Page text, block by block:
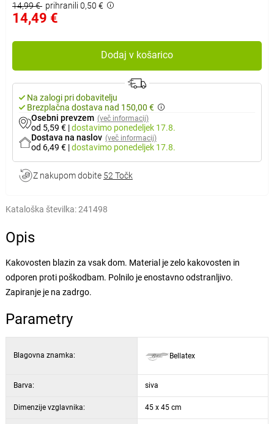
14,99 € prihranili 0,50 €
14,49 €
Dodaj v košarico
Na zalogi pri dobavitelju
Brezplačna dostava nad 150,00 €
Osebni prevzem (več informacij)
od 5,59 € |dostavimo ponedeljek 17.8.
Dostava na naslov (več informacij)
od 6,49 € |dostavimo ponedeljek 17.8.
Z nakupom dobite 52 Točk
Kataloška številka:241498
Opis
Kakovosten blazin za vsak dom. Material je zelo kakovosten in
odporen proti poškodbam. Polnilo je enostavno odstranljivo.
Zapiranje je na zadrgo.
Parametry
Blagovna znamka: Bellatex
Barva: siva
Dimenzije vzglavnika: 45 x 45 cm